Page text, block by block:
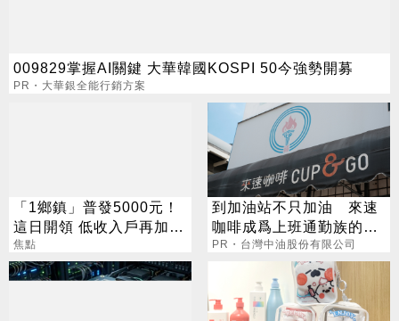
009829掌握AI關鍵 大華韓國KOSPI 50今強勢開募
PR・大華銀全能行銷方案
「1鄉鎮」普發5000元！
這日開領 低收入戶再加碼
2000元
焦點
到加油站不只加油 來速
咖啡成爲上班通勤族的新
選擇
PR・台灣中油股份有限公司